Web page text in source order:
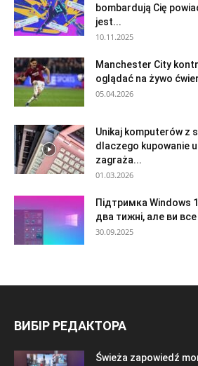
bombardują Cię
jest...
10.11.2025
Manchester City
oglądać na żywo
05.04.2026
Unikaj komputerów z
dlaczego kupowanie
zagraża...
01.03.2026
Підтримка Windows
два тижні, але ви
30.09.2025
ВИБІР РЕДАКТОРА
Świeża zapowiedź